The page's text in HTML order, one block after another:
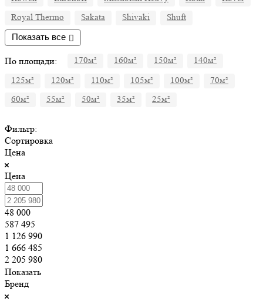
Royal Thermo
Sakata Shivaki Shuft
Показать все
По площади: 170м² 160м² 150м²
140м²
125м²
120м² 110м² 105м² 100м²
70м²
60м²
55м² 50м² 35м² 25м²
Фильтр:
Сортировка
Цена
Цена
48 000
587 495
1 126 990
1 666 485
2 205 980
Показать
Бренд